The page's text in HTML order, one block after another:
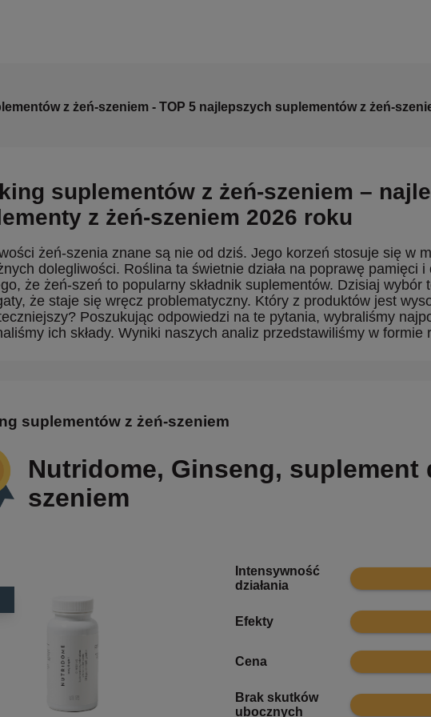
z żeń-szeniem - TOP 5 najlepszych suplementów z żeń-
suplementów z żeń-szeniem –
z żeń-szeniem 2026 roku
żeń-szenia znane są nie od dziś. Jego korzeń stosuje się w
dolegliwości. Roślina ta świetnie działa na poprawę pamięci
że żeń-szeń to popularny składnik suplementów. Dzisiaj wybór
że staje się wręcz problematyczny. Który z produktów jest
Poszukując odpowiedzi na te pytania, wybraliśmy
ich składy. Wyniki naszych analiz przedstawiliśmy w formie
suplementów z żeń-szeniem
Nutridome, Ginseng, suplement
szeniem
Intensywność
działania
9.8
Efekty 9.9
Cena 9.8
Brak skutków
ubocznych
9.7